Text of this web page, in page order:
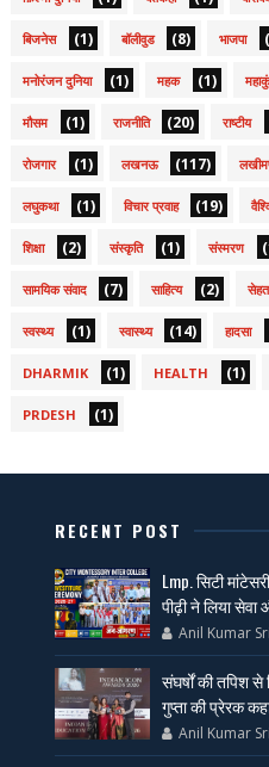
बिजनेस (1) बॉलीवुड (8) भाजपा
मनोरंजन दुनिया (1) महक (1)
मौसम (1) राजनीति (20) राष्टीय
रोजगार (1) लखनऊ (117)
लघुकथा (1) विचार प्रवाह (19)
शिक्षा (2) संस्कृति (1) संस्मरण
सामयिक संवाद (7) साहित्य (2) सेहत
स्वस्थ्य (1) स्वास्थ्य (14) हादसा
DHARMIK (1) HEALTH (1)
PRDESH (1)
RECENT POST
Lmp. सिटी
पीढ़ी ने लिया
Anil Kumar
संघर्षों की तपिश
गुप्ता की प्रेरक
Anil Kumar